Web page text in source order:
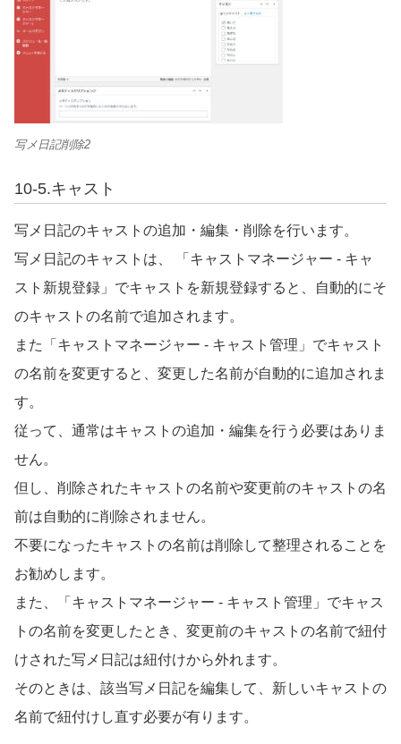
写メ日記削除2
10-5.キャスト
写メ日記のキャストの追加・編集・削除を行います。
写メ日記のキャストは、 「キャストマネージャー - キャ
スト新規登録」でキャストを新規登録すると、自動的にそ
のキャストの名前で追加されます。
また「キャストマネージャー - キャスト管理」でキャスト
の名前を変更すると、変更した名前が自動的に追加されま
す。
従って、通常はキャストの追加・編集を行う必要はありま
せん。
但し、削除されたキャストの名前や変更前のキャストの名
前は自動的に削除されません。
不要になったキャストの名前は削除して整理されることを
お勧めします。
また、「キャストマネージャー - キャスト管理」でキャス
トの名前を変更したとき、変更前のキャストの名前で紐付
けされた写メ日記は紐付けから外れます。
そのときは、該当写メ日記を編集して、新しいキャストの
名前で紐付けし直す必要が有ります。